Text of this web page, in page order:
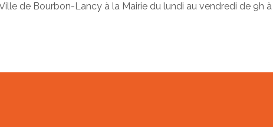
de Bourbon-Lancy à la Mairie du lundi au vendredi de 9h à